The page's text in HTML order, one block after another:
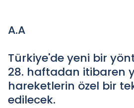
A.A
Türkiye'de yeni bir
28. haftadan itibaren
hareketlerin özel bir
edilecek.